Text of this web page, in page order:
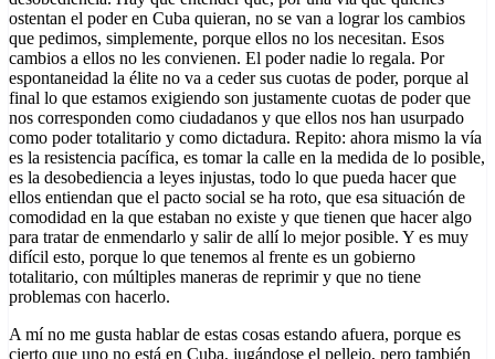
ostentan el poder en Cuba quieran, no se van a lograr los cambios
que pedimos, simplemente, porque ellos no los necesitan. Esos
cambios a ellos no les convienen. El poder nadie lo regala. Por
espontaneidad la élite no va a ceder sus cuotas de poder, porque al
final lo que estamos exigiendo son justamente cuotas de poder que
nos corresponden como ciudadanos y que ellos nos han usurpado
como poder totalitario y como dictadura. Repito: ahora mismo la vía
es la resistencia pacífica, es tomar la calle en la medida de lo posible,
es la desobediencia a leyes injustas, todo lo que pueda hacer que
ellos entiendan que el pacto social se ha roto, que esa situación de
comodidad en la que estaban no existe y que tienen que hacer algo
para tratar de enmendarlo y salir de allí lo mejor posible. Y es muy
difícil esto, porque lo que tenemos al frente es un gobierno
totalitario, con múltiples maneras de reprimir y que no tiene
problemas con hacerlo.
A mí no me gusta hablar de estas cosas estando afuera, porque es
cierto que uno no está en Cuba, jugándose el pellejo, pero también